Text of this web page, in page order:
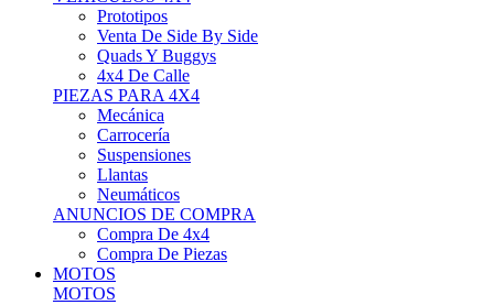
Venta De Side By Side
Quads Y Buggys
4x4 De Calle
PIEZAS PARA 4X4
Mecánica
Carrocería
Suspensiones
Llantas
Neumáticos
ANUNCIOS DE COMPRA
Compra De 4x4
Compra De Piezas
MOTOS
MOTOS
Motos De Circuito